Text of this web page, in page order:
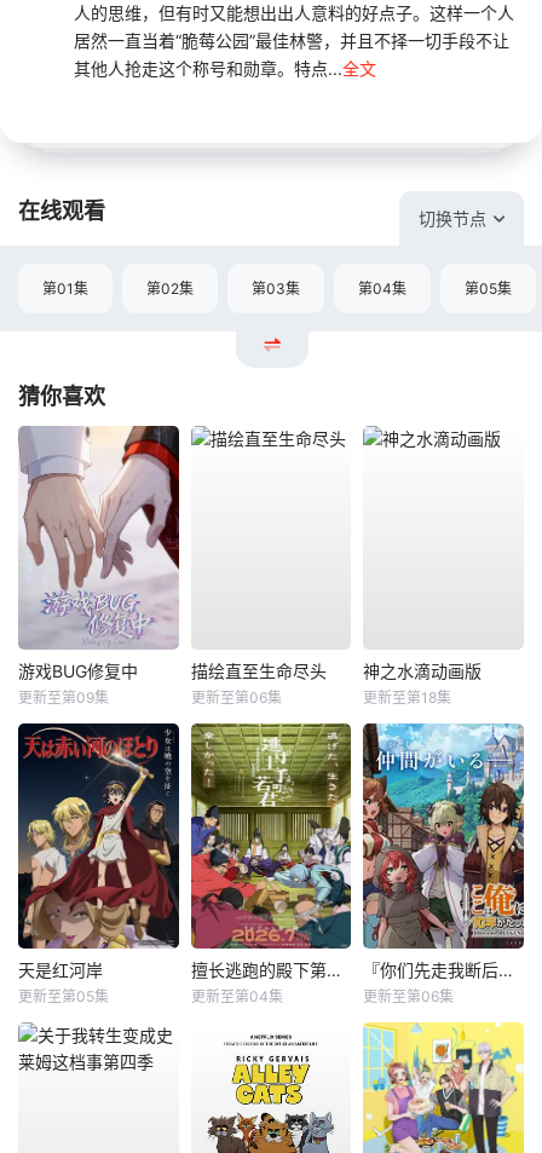
人的思维，但有时又能想出出人意料的好点子。这样一个人
居然一直当着“脆莓公园”最佳林警，并且不择一切手段不让
其他人抢走这个称号和勋章。特点...全文
在线观看 切换节点
第01集 第02集 第03集 第04集 第05集
猜你喜欢
游戏BUG修复中
更新至第09集
描绘直至生命尽头
更新至第06集
神之水滴动画版
更新至第18集
天是红河岸
更新至第05集
擅长逃跑的殿下第二季
更新至第04集
『你们先走我断后』，于是10年后我成为了传说
更新至第06集